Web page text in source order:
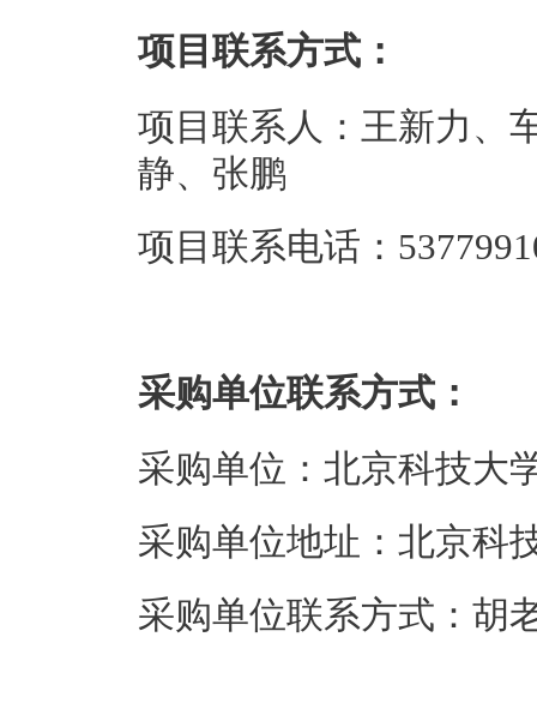
项目联系方式：
项目联系人：王新力、
静、张鹏
项目联系电话：
采购单位联系方式：
采购单位：北京科技大
采购单位地址：北京科
采购单位联系方式：胡